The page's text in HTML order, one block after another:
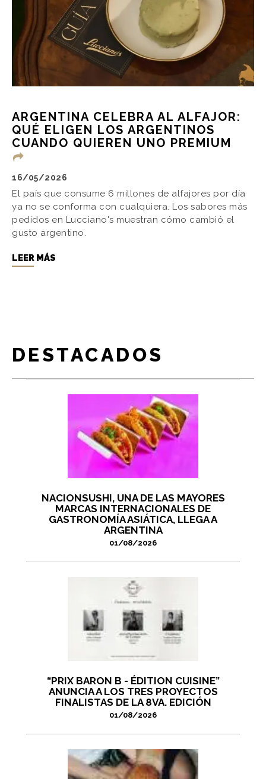
ARGENTINA CELEBRA AL ALFAJOR:
QUÉ ELIGEN LOS ARGENTINOS
CUANDO QUIEREN UNO PREMIUM
16/05/2026
El país que consume 6 millones de alfajores por día
ya no se conforma con cualquiera. Los sabores más
pedidos en Lucciano's muestran cómo cambió el
gusto argentino.
LEER MÁS
DESTACADOS
NACIONSUSHI, UNA DE LAS MAYORES
MARCAS INTERNACIONALES DE
GASTRONOMÍA ASIÁTICA, LLEGA A
ARGENTINA
01/08/2026
“PRIX BARON B - ÉDITION CUISINE”
ANUNCIA A LOS TRES PROYECTOS
FINALISTAS DE LA 8VA. EDICIÓN
01/08/2026